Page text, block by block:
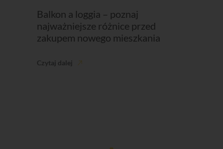
Balkon a loggia – poznaj
najważniejsze różnice przed
zakupem nowego mieszkania
Czytaj dalej